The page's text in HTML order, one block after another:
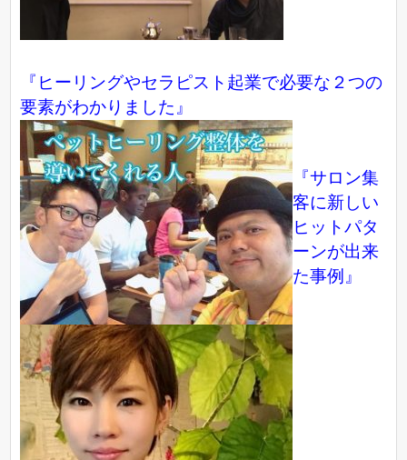
『ヒーリングやセラピスト起業で必要な２つの
要素がわかりました』
『サロン集
客に新しい
ヒットパタ
ーンが出来
た事例』